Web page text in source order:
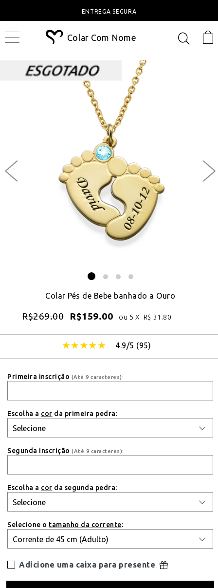
ENTREGA SEGURA
Colar Com Nome
Colar Pés de Bebe banhado a Ouro
R$269.00 R$159.00 ou 5 X R$ 31.80
4.9/5 (95)
Primeira inscrição (Até 9 caracteres):
Escolha a cor da primeira pedra:
Segunda inscrição (Até 9 caracteres):
Escolha a cor da segunda pedra:
Selecione o tamanho da corrente:
Adicione uma caixa para presente